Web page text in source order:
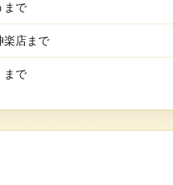
まで
楽店まで
まで